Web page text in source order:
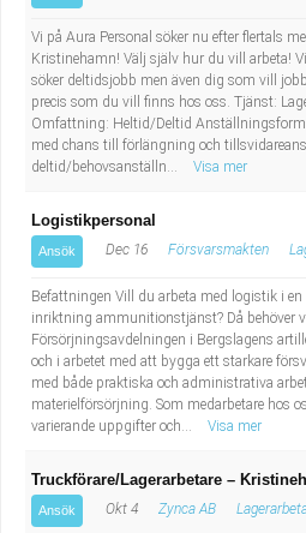
Vi på Aura Personal söker nu efter flertals
Kristinehamn! Välj själv hur du vill arbeta!
söker deltidsjobb men även dig som vill
precis som du vill finns hos oss. Tjänst:
Omfattning: Heltid/Deltid
med chans till förlängning och
deltid/behovsanställn...
Visa mer
Logistikpersonal
Ansök Dec 16 Försvarsmakten
Befattningen Vill du arbeta med logistik i
inriktning ammunitionstjänst? Då behöver
Försörjningsavdelningen i Bergslagens
och i arbetet med att bygga ett starkare
med både praktiska och administrativa
materielförsörjning. Som medarbetare hos
varierande uppgifter och...
Visa mer
Truckförare/Lagerarbetare –
Ansök Okt 4 Zynca AB